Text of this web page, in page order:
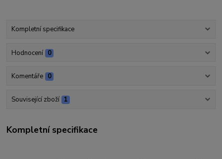
Kompletní specifikace
Hodnocení 0
Komentáře 0
Související zboží 1
Kompletní specifikace